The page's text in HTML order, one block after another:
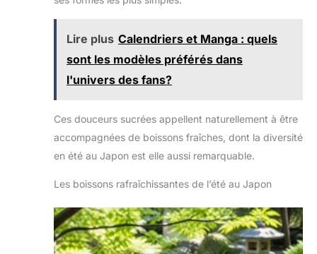
Lire plus Calendriers et Manga : quels
sont les modèles préférés dans
l'univers des fans?
Ces douceurs sucrées appellent naturellement à être
accompagnées de boissons fraîches, dont la diversité
en été au Japon est elle aussi remarquable.
Les boissons rafraîchissantes de l’été au Japon